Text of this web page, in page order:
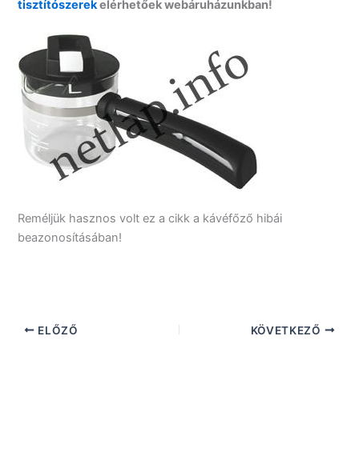
tisztítószerekelérhetőek webáruházunkban!
Reméljük hasznos volt ez a cikk a kávéfőző hibái
beazonosításában!
ELŐZŐ KÖVETKEZŐ